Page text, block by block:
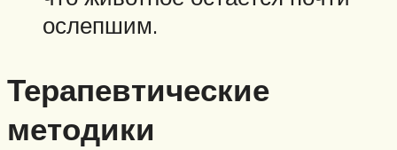
ослепшим.
Терапевтические
методики